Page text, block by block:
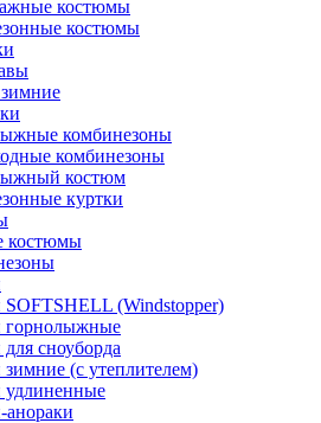
костюмы
костюмы
комбинезоны
комбинезоны
костюм
куртки
костюмы
SOFTSHELL (Windstopper)
горнолыжные
сноуборда
(с утеплителем)
удлиненные
анораки